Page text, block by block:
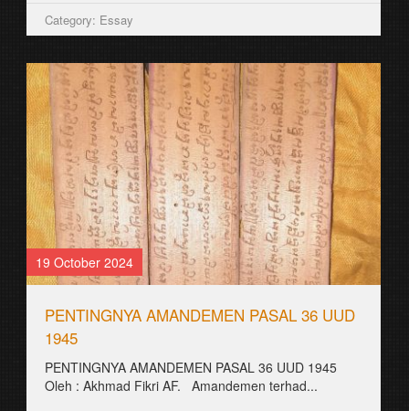
Category: Essay
29 August 2021
ꦭꦸꦭꦸꦕꦺꦴꦤ꧀
꧋ꦒꦸꦫꦸ꧇ ꦲꦸꦩꦸꦂꦩꦸꦥꦶꦫ꧈ ꦒꦺꦴꦁ꧉ ꧋ꦧꦒꦺꦴꦁ꧇ ꦲꦶꦕꦭ꧀ ꦥꦏ꧀ꦒꦸꦫꦸ꧉
꧋ꦒꦸꦫꦸ꧇ ꦏꦼꦥꦿꦶꦪꦺ꧈ ꦠ꧈ ꦲꦸꦩꦸꦂꦢꦢꦶꦧꦶꦱꦲꦶ...